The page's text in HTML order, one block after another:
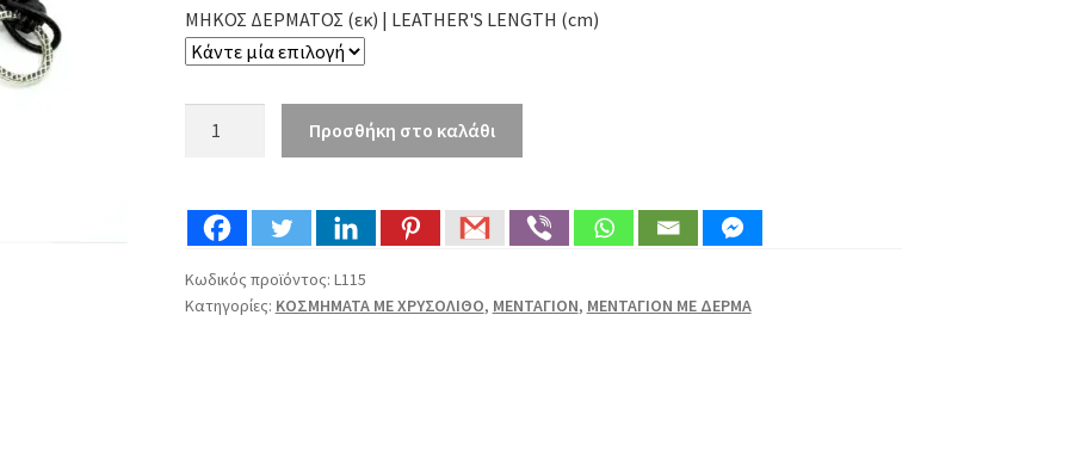
ΜΗΚΟΣ ΔΕΡΜΑΤΟΣ (εκ) | LEATHER'S LENGTH (cm)
ΜΑΥΡΟ
ΔΕΡΜΑ
(L115)
ποσότητα
Προσθήκη στο καλάθι
Κωδικός προϊόντος: L115
Κατηγορίες: ΚΟΣΜΗΜΑΤΑ ΜΕ ΧΡΥΣΟΛΙΘΟ, ΜΕΝΤΑΓΙΟΝ, ΜΕΝΤΑΓΙΟΝ ΜΕ ΔΕΡΜΑ